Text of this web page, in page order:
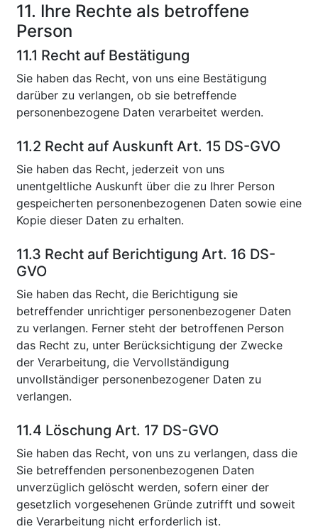
11. Ihre Rechte als betroffene
Person
11.1 Recht auf Bestätigung
Sie haben das Recht, von uns eine Bestätigung
darüber zu verlangen, ob sie betreffende
personenbezogene Daten verarbeitet werden.
11.2 Recht auf Auskunft Art. 15 DS-GVO
Sie haben das Recht, jederzeit von uns
unentgeltliche Auskunft über die zu Ihrer Person
gespeicherten personenbezogenen Daten sowie eine
Kopie dieser Daten zu erhalten.
11.3 Recht auf Berichtigung Art. 16 DS-
GVO
Sie haben das Recht, die Berichtigung sie
betreffender unrichtiger personenbezogener Daten
zu verlangen. Ferner steht der betroffenen Person
das Recht zu, unter Berücksichtigung der Zwecke
der Verarbeitung, die Vervollständigung
unvollständiger personenbezogener Daten zu
verlangen.
11.4 Löschung Art. 17 DS-GVO
Sie haben das Recht, von uns zu verlangen, dass die
Sie betreffenden personenbezogenen Daten
unverzüglich gelöscht werden, sofern einer der
gesetzlich vorgesehenen Gründe zutrifft und soweit
die Verarbeitung nicht erforderlich ist.